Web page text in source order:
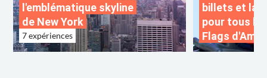
l'emblématique skyline
de New York
7 expériences
billets et
pour tous
Flags